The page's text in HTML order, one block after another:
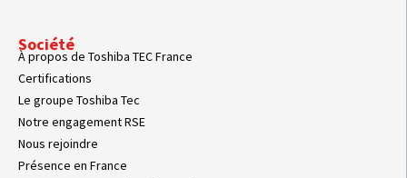
Société
À propos de Toshiba TEC France
Certifications
Le groupe Toshiba Tec
Notre engagement RSE
Nous rejoindre
Présence en France